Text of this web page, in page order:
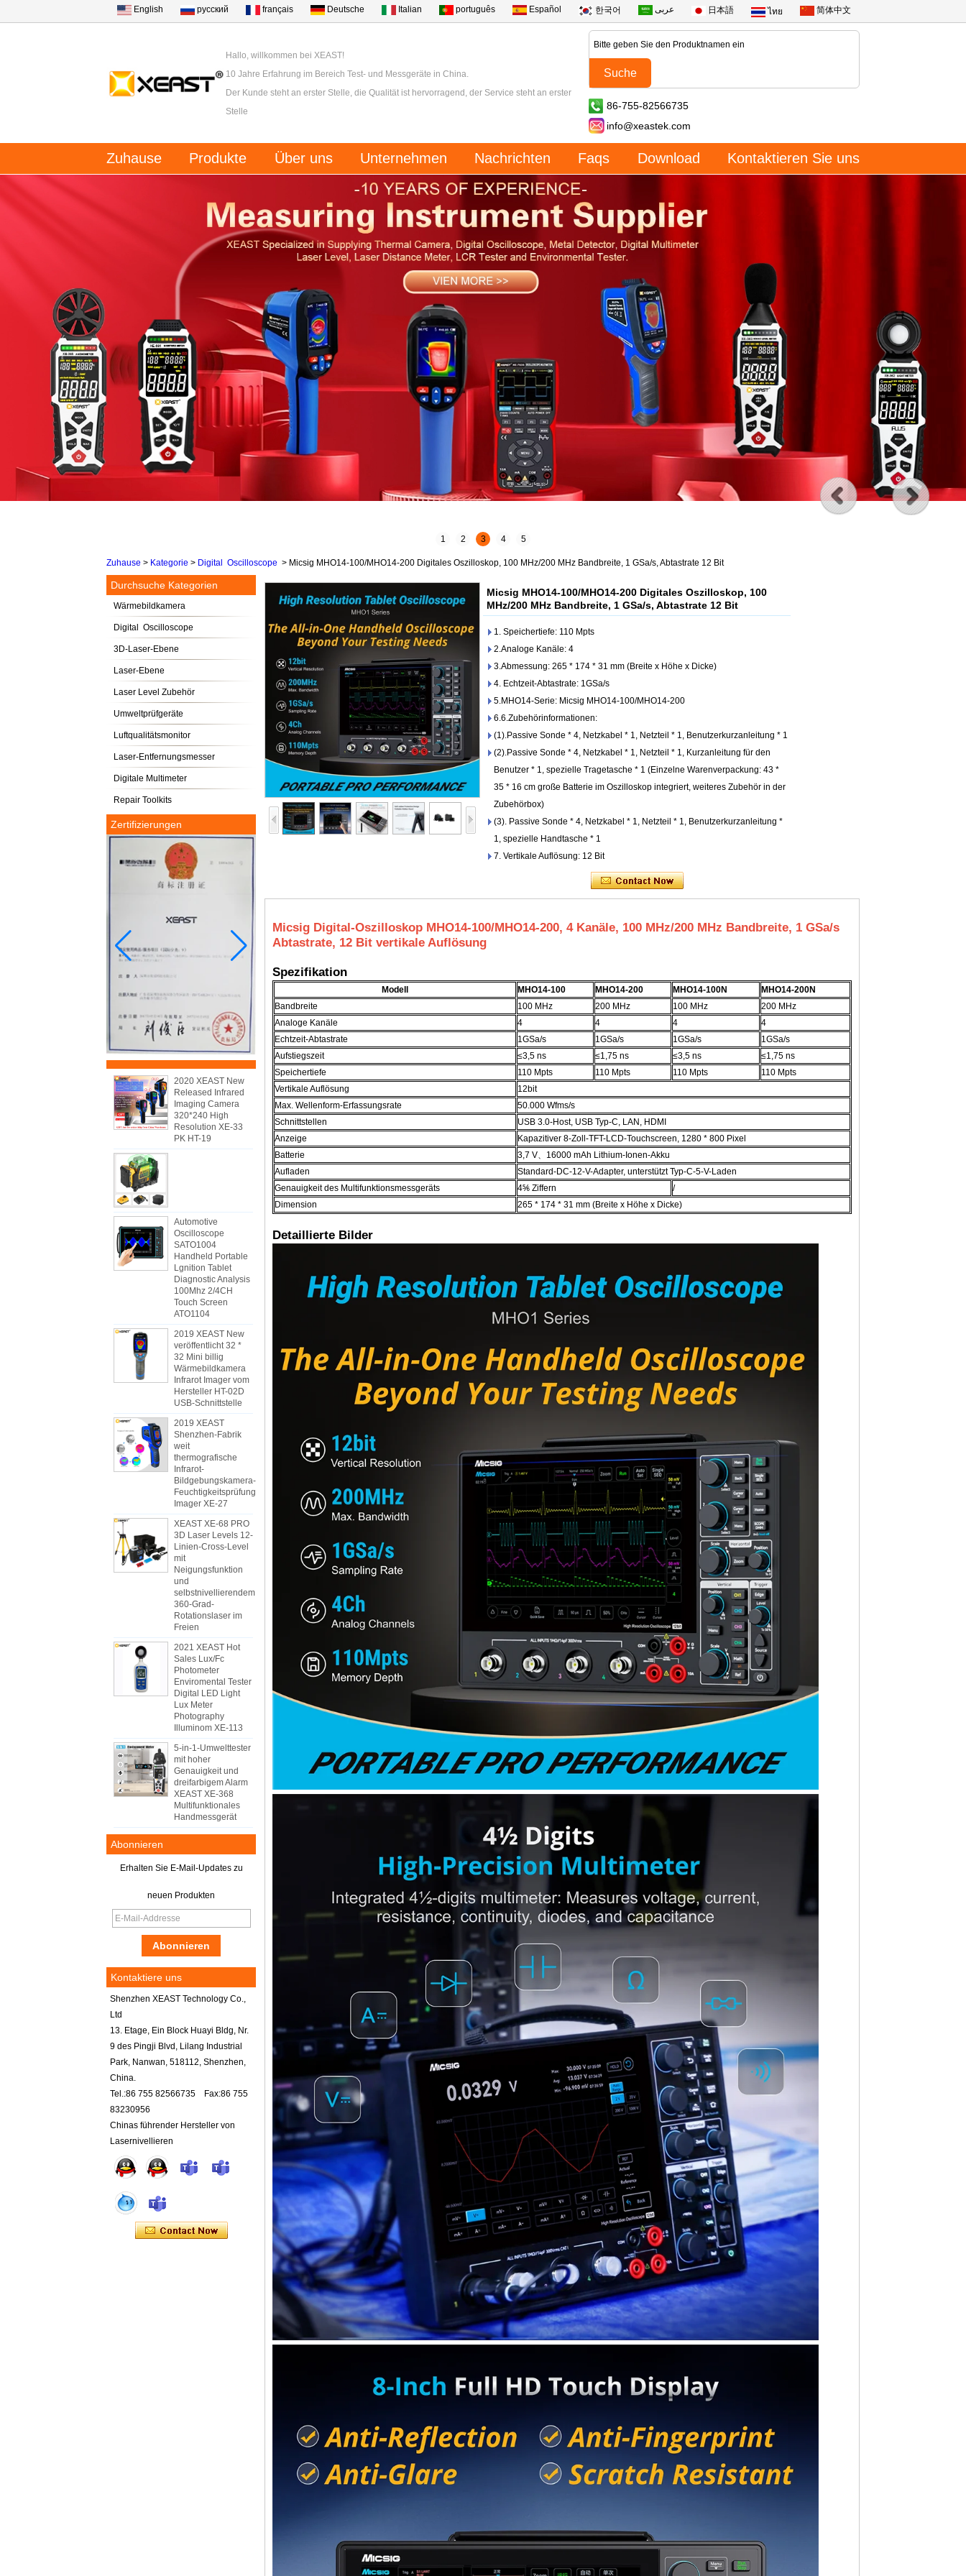
English русский français Deutsche Italian português Español 한국어 عربى 日本語 ไทย 简体中文
Hallo, willkommen bei XEAST!
10 Jahre Erfahrung im Bereich Test- und Messgeräte in China.
Der Kunde steht an erster Stelle, die Qualität ist hervorragend, der Service steht an erster
Stelle
86-755-82566735
info@xeastek.com
Zuhause Produkte Über uns Unternehmen Nachrichten Faqs Download Kontaktieren Sie uns
1 2 3 4 5
Zuhause > Kategorie > Digital Oscilloscope > Micsig MHO14-100/MHO14-200 Digitales Oszilloskop, 100 MHz/200 MHz Bandbreite, 1 GSa/s, Abtastrate 12 Bit
Durchsuche Kategorien
Wärmebildkamera
Digital Oscilloscope
3D-Laser-Ebene
Laser-Ebene
Laser Level Zubehör
Umweltprüfgeräte
Luftqualitätsmonitor
Laser-Entfernungsmesser
Digitale Multimeter
Repair Toolkits
Zertifizierungen
2020 XEAST New
Released Infrared
Imaging Camera
320*240 High
Resolution XE-33
PK HT-19
Automotive
Oscilloscope
SATO1004
Handheld Portable
Lgnition Tablet
Diagnostic Analysis
100Mhz 2/4CH
Touch Screen
ATO1104
2019 XEAST New
veröffentlicht 32 *
32 Mini billig
Wärmebildkamera
Infrarot Imager vom
Hersteller HT-02D
USB-Schnittstelle
2019 XEAST
Shenzhen-Fabrik
weit
thermografische
Infrarot-
Bildgebungskamera-
Feuchtigkeitsprüfung
Imager XE-27
XEAST XE-68 PRO
3D Laser Levels 12-
Linien-Cross-Level
mit
Neigungsfunktion
und
selbstnivellierendem
360-Grad-
Rotationslaser im
Freien
2021 XEAST Hot
Sales Lux/Fc
Photometer
Enviromental Tester
Digital LED Light
Lux Meter
Photography
Illuminom XE-113
5-in-1-Umwelttester
mit hoher
Genauigkeit und
dreifarbigem Alarm
XEAST XE-368
Multifunktionales
Handmessgerät
Abonnieren
Erhalten Sie E-Mail-Updates zu
neuen Produkten
Kontaktiere uns
Shenzhen XEAST Technology Co.,
Ltd
13. Etage, Ein Block Huayi Bldg, Nr.
9 des Pingji Blvd, Lilang Industrial
Park, Nanwan, 518112, Shenzhen,
China.
Tel.:86 755 82566735 Fax:86 755
83230956
Chinas führender Hersteller von
Lasernivellieren
Micsig MHO14-100/MHO14-200 Digitales Oszilloskop, 100
MHz/200 MHz Bandbreite, 1 GSa/s, Abtastrate 12 Bit
1. Speichertiefe: 110 Mpts
2.Analoge Kanäle: 4
3.Abmessung: 265 * 174 * 31 mm (Breite x Höhe x Dicke)
4. Echtzeit-Abtastrate: 1GSa/s
5.MHO14-Serie: Micsig MHO14-100/MHO14-200
6.6.Zubehörinformationen:
(1).Passive Sonde * 4, Netzkabel * 1, Netzteil * 1, Benutzerkurzanleitung * 1
(2).Passive Sonde * 4, Netzkabel * 1, Netzteil * 1, Kurzanleitung für den
Benutzer * 1, spezielle Tragetasche * 1 (Einzelne Warenverpackung: 43 *
35 * 16 cm große Batterie im Oszilloskop integriert, weiteres Zubehör in der
Zubehörbox)
(3). Passive Sonde * 4, Netzkabel * 1, Netzteil * 1, Benutzerkurzanleitung *
1, spezielle Handtasche * 1
7. Vertikale Auflösung: 12 Bit
Micsig Digital-Oszilloskop MHO14-100/MHO14-200, 4 Kanäle, 100 MHz/200 MHz Bandbreite, 1 GSa/s
Abtastrate, 12 Bit vertikale Auflösung
Spezifikation
Modell MHO14-100 MHO14-200 MHO14-100N
MHO14-200N
Bandbreite
100 MHz 200 MHz 100 MHz
200 MHz
Analoge Kanäle
4 4 4
4
Echtzeit-Abtastrate
1GSa/s 1GSa/s 1GSa/s
1GSa/s
Aufstiegszeit
≤3,5 ns ≤1,75 ns ≤3,5 ns
≤1,75 ns
Speichertiefe
110 Mpts 110 Mpts 110 Mpts
110 Mpts
Vertikale Auflösung
12bit
Max. Wellenform-Erfassungsrate
50.000 Wfms/s
Schnittstellen
USB 3.0-Host, USB Typ-C, LAN, HDMI
Anzeige
Kapazitiver 8-Zoll-TFT-LCD-Touchscreen, 1280 * 800 Pixel
Batterie
3,7 V、16000 mAh Lithium-Ionen-Akku
Aufladen
Standard-DC-12-V-Adapter, unterstützt Typ-C-5-V-Laden
Genauigkeit des Multifunktionsmessgeräts
4⅚ Ziffern
/
Dimension
265 * 174 * 31 mm (Breite x Höhe x Dicke)
Detaillierte Bilder